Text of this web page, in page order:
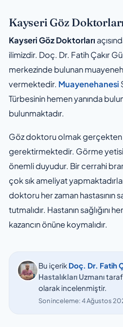
Kayseri Göz
Kayseri Göz Doktorları
ilimizdir. Doç. Dr. Fatih Çakır
merkezinde bulunan
vermektedir. Muayenehanesi
Türbesinin hemen yanında
bulunmaktadır.
Göz doktoru olmak
gerektirmektedir. Görme
önemli duyudur. Bir cerrahi
çok sık ameliyat
doktoru her zaman hastasının
tutmalıdır. Hastanın sağlığını
kazancın önüne koymalıdır.
Bu içerik Doç. Dr. Fatih
Hastalıkları Uzmanı
olarak incelenmiştir.
Son inceleme:4 Ağustos